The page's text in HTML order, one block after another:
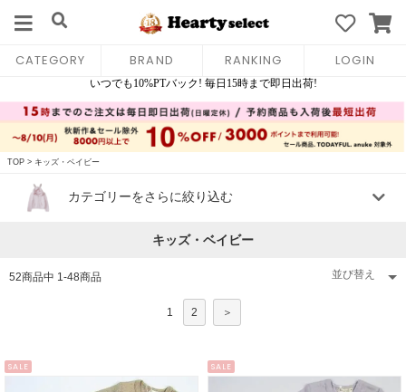
CATEGORY BRAND RANKING LOGIN
TOP > キッズ・ベイビー
カテゴリーをさらに絞り込む
キッズ・ベイビー
52商品中 1-48商品
1 2 ＞
SALE SALE